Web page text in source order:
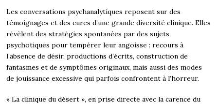
Les conversations psychanalytiques reposent sur des
témoignages et des cures d’une grande diversité clinique. Elles
révèlent des stratégies spontanées par des sujets
psychotiques pour tempérer leur angoisse : recours à
l’absence de désir, productions d’écrits, construction de
fantasmes et de symptômes originaux, mais aussi des modes
de jouissance excessive qui parfois confrontent à l’horreur.
« La clinique du désert », en prise directe avec la carence du